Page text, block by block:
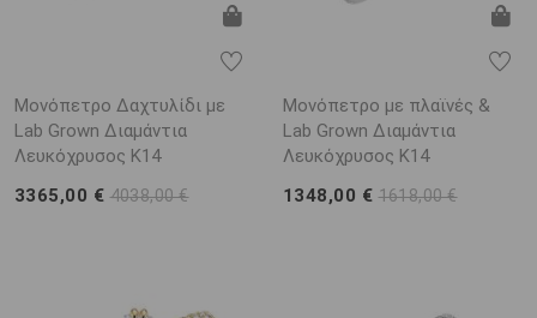
Μονόπετρο Δαχτυλίδι με
Lab Grown Διαμάντια
Λευκόχρυσος K14
3365,00 € 4038,00 €
Μονόπετρο με πλαϊνές &
Lab Grown Διαμάντια
Λευκόχρυσος K14
1348,00 € 1618,00 €